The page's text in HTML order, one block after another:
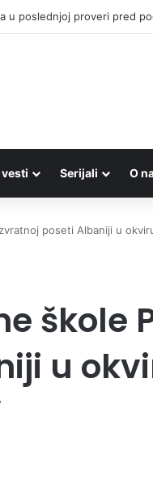
u Pirotu
Serijali O
poseti Albaniji u
škole
u